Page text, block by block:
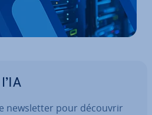
news­let­ter pour découvrir